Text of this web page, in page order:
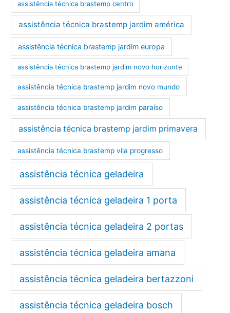
assistência técnica brastemp centro
assistência técnica brastemp jardim américa
assistência técnica brastemp jardim europa
assistência técnica brastemp jardim novo horizonte
assistência técnica brastemp jardim novo mundo
assistência técnica brastemp jardim paraíso
assistência técnica brastemp jardim primavera
assistência técnica brastemp vila progresso
assistência técnica geladeira
assistência técnica geladeira 1 porta
assistência técnica geladeira 2 portas
assistência técnica geladeira amana
assistência técnica geladeira bertazzoni
assistência técnica geladeira bosch